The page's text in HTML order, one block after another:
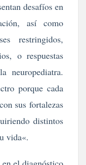
desafíos en
así como
restringidos,
o respuestas
neuropediatra.
porque cada
sus fortalezas
distintos
vida«.